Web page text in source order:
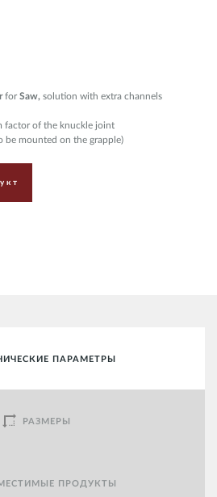
forSaw, solution with extra channels
factor of the knuckle joint
be mounted on the grapple)
ПАРАМЕТРЫ
РАЗМЕРЫ
ПРОДУКТЫ